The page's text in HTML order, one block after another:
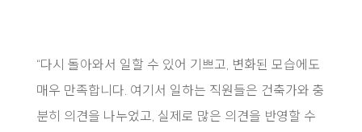
“다시 돌아와서 일할 수 있어 기쁘고, 변화된 모습에도
매우 만족합니다. 여기서 일하는 직원들은 건축가와 충
분히 의견을 나누었고, 실제로 많은 의견을 반영할 수